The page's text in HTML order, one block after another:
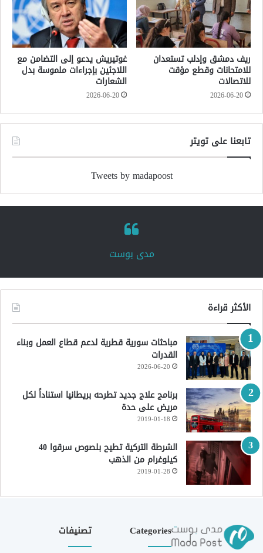
ريف دمشق وإدلب تستعدان
للامتحانات وقطع مؤقت
للاتصالات
2026-06-20
غوتيريش يدعو إلى التضامن مع
اللاجئين بإجراءات ملموسة بدل
الشعارات
2026-06-20
تابعنا على تويتر
Tweets by madapoost
‏مدى بوست‏
الأكثر قراءة
مباحثات سورية قطرية لدعم قطاع العمل وبناء
القدرات
2026-06-20
برنامج علاج جديد تطرحه بريطانيا استناداً لكل
مريض على حدة
2019-01-18
الشرطة التركية تطيح بلصوص سرقوا 40
كيلوغرام من الذهب
2019-01-28
Categories تصنيفات